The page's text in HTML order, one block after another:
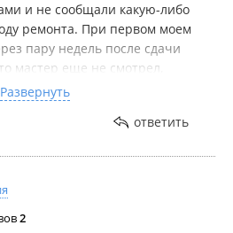
и не сообщали какую-либо
ремонта. При первом моем
пару недель после сдачи
мастер еще не смотрел,
через неделю - сказали, что
какая-то кнопка без
приступить даже к
проблемы не составляло
что мастер кнопку заказал
почти три месяца,
Развернуть
ответить
2